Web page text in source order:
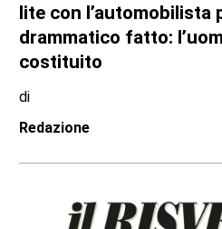
lite con l’automobilista
drammatico fatto:
costituito
di
Redazione